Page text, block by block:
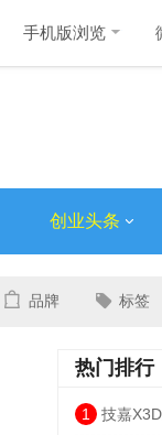
手机版浏览
创业头条
品牌 标签
热门排行
1 技嘉